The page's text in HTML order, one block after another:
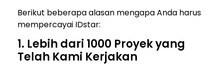
Berikut beberapa alasan mengapa Anda harus
mempercayai IDstar:
1. Lebih dari 1000 Proyek yang
Telah Kami Kerjakan